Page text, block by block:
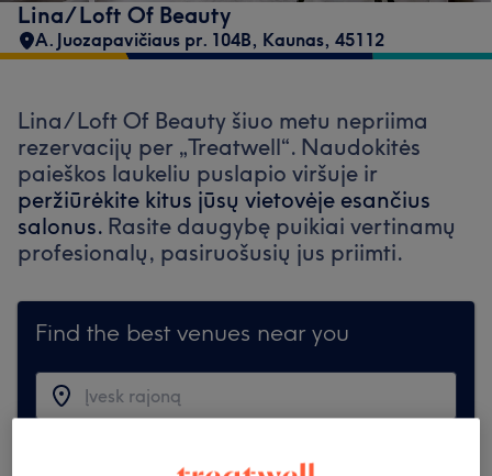
Lina/ Loft Of Beauty
A. Juozapavičiaus pr. 104B, Kaunas, 45112
Lina/ Loft Of Beauty šiuo metu nepriima
rezervacijų per „Treatwell“. Naudokitės
paieškos laukeliu puslapio viršuje ir
peržiūrėkite kitus jūsų vietovėje esančius
salonus. Rasite daugybę puikiai vertinamų
profesionalų, pasiruošusių jus priimti.
Find the best venues near you
Ieškoti Treatwell